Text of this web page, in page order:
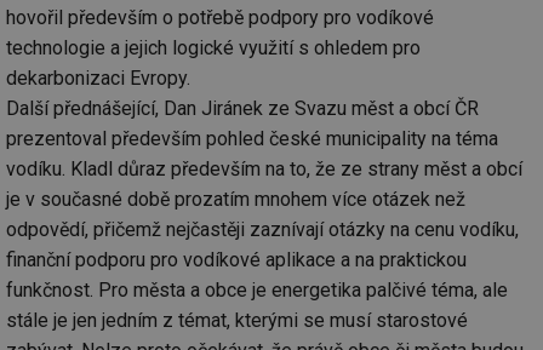
hovořil především o potřebě podpory pro vodíkové
technologie a jejich logické využití s ohledem pro
dekarbonizaci Evropy.
Další přednášející, Dan Jiránek ze Svazu měst a obcí ČR
prezentoval především pohled české municipality na téma
vodíku. Kladl důraz především na to, že ze strany měst a obcí
je v současné době prozatím mnohem více otázek než
odpovědí, přičemž nejčastěji zaznívají otázky na cenu vodíku,
finanční podporu pro vodíkové aplikace a na praktickou
funkčnost. Pro města a obce je energetika palčivé téma, ale
stále je jen jedním z témat, kterými se musí starostové